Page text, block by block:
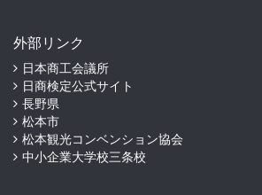
外部リンク
日本商工会議所
日商検定公式サイト
長野県
松本市
松本観光コンベンション協会
中小企業大学校三条校